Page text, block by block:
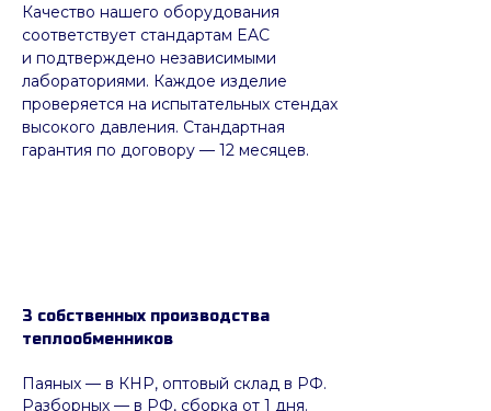
Качество нашего оборудования
соответствует стандартам EAC
и подтверждено независимыми
лабораториями. Каждое изделие
проверяется на испытательных стендах
высокого давления. Стандартная
гарантия по договору — 12 месяцев.
3 собственных производства
теплообменников
Паяных — в КНР, оптовый склад в РФ.
Разборных — в РФ, сборка от 1 дня.